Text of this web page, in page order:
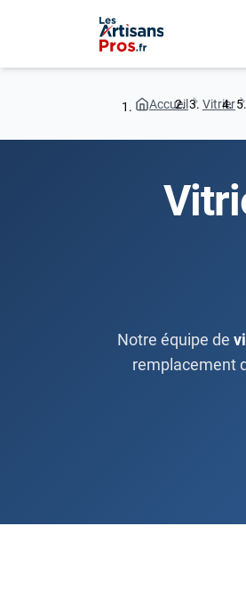
Accueil Vitrier
Notre équipe de
remplacement